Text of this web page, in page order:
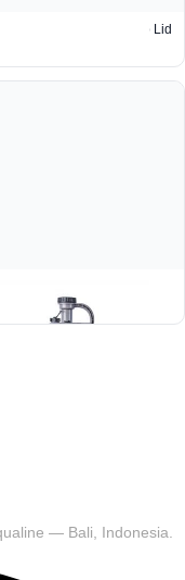
Container 2L + Pump Lid
10L With
Lid
— Bali, Indonesia.